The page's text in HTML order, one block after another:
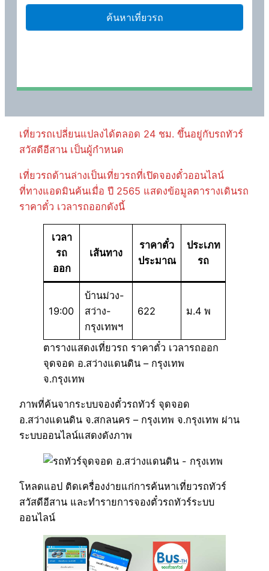
เที่ยวรถเปลี่ยนแปลงได้ตลอด 24 ชม. ขึ้นอยู่กับรถทัวร์
สวัสดีอีสาน เป็นผู้กำหนด
เที่ยวรถด้านล่างเป็นเที่ยวรถที่เปิดจองตั๋วออนไลน์
ที่ทางแอดมินค้นเมื่อ ปี 2565 แสดงข้อมูลตารางเดินรถ
ราคาตั๋ว เวลารถออกดังนี้
เวลา
รถ
ออก
เส้นทาง
ราคาตั๋ว
ประมาณ
ประเภท
รถ
19:00
บ้านม่วง-
สว่าง-
กรุงเทพฯ
622 ม.4 พ
ตารางแสดงเที่ยวรถ ราคาตั๋ว เวลารถออก
จุดจอด อ.สว่างแดนดิน – กรุงเทพ
จ.กรุงเทพ
ภาพที่ค้นจากระบบจองตั๋วรถทัวร์ จุดจอด
อ.สว่างแดนดิน จ.สกลนคร – กรุงเทพ จ.กรุงเทพ ผ่าน
ระบบออนไลน์แสดงดังภาพ
โหลดแอป ติดเครื่องง่ายแก่การค้นหาเที่ยวรถทัวร์
สวัสดีอีสาน และทำรายการจองตั๋วรถทัวร์ระบบ
ออนไลน์